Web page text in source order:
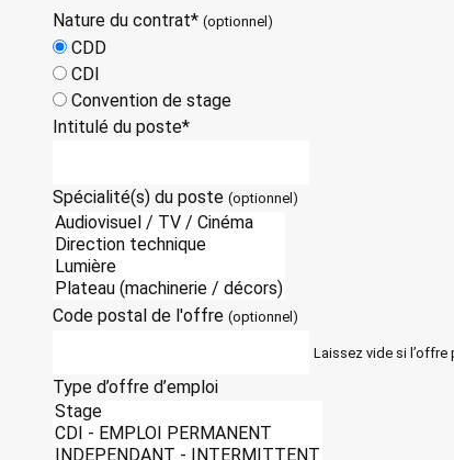
Nature du contrat* (optionnel)
CDD
CDI
Convention de stage
Intitulé du poste*
Spécialité(s) du poste (optionnel)
Code postal de l'offre (optionnel)
Laissez vide si l’offre
Type d’offre d’emploi